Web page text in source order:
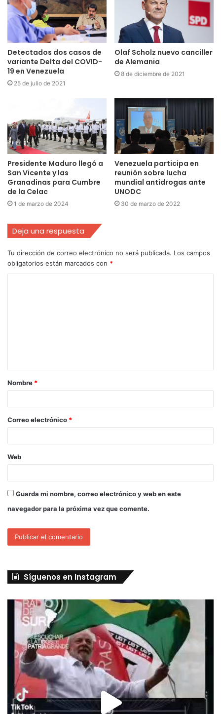
Detectados dos casos de
variante Delta del COVID-
19 en Venezuela
25 de julio de 2021
Olaf Scholz nuevo canciller
de Alemania
8 de diciembre de 2021
Presidente Maduro llegó a
San Vicente y las
Granadinas para Cumbre
de la Celac
1 de marzo de 2024
Venezuela participa en
reunión sobre lucha
mundial antidrogas ante
UNODC
30 de marzo de 2022
Deja una respuesta
Tu dirección de correo electrónico no será publicada. Los campos
obligatorios están marcados con *
Nombre *
Correo electrónico *
Web
Guarda mi nombre, correo electrónico y web en este
navegador para la próxima vez que comente.
Síguenos en Instagram